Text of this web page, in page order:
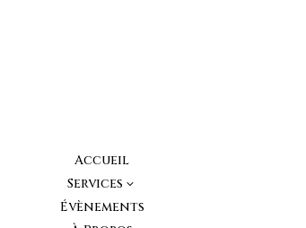
Accueil
Services 3
Évènements